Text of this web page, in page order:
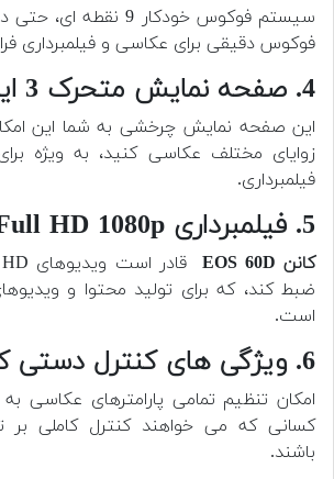
فوکوس دقیقی برای عکاسی و فیلمبرداری
4. صفحه نمایش متحرک 3 اینچی
این صفحه نمایش چرخشی به شما این
زوایای مختلف عکاسی کنید، به ویژه
فیلمبرداری.
5. فیلمبرداری Full HD 1080p
کانن EOS 60D
ضبط کند، که برای تولید محتوا و
است.
6. ویژگی های کنترل دستی کامل
امکان تنظیم تمامی پارامترهای عکاسی
کسانی که می خواهند کنترل کاملی بر
باشند.